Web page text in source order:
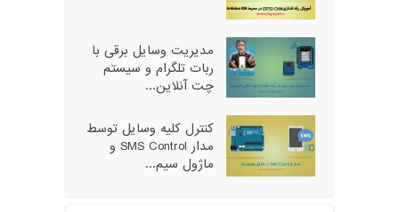
مدیریت وسایل برقی با
ربات تلگرام و سیستم
چت آنلاین...
کنترل کلیه وسایل توسط
مدار SMS Control و
ماژول سیم...